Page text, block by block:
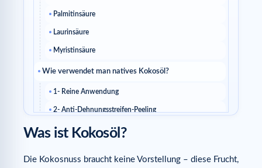
Palmitinsäure
Laurinsäure
Myristinsäure
Wie verwendet man natives Kokosöl?
1- Reine Anwendung
2- Anti-Dehnungsstreifen-Peeling
3- Anti-Dehnungsstreifen-Öl
Was ist Kokosöl?
Die Kokosnuss braucht keine Vorstellung – diese Frucht,